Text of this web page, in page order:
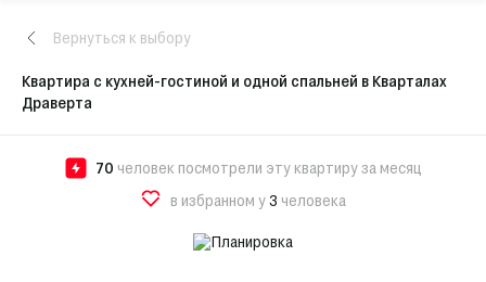
Квартира с кухней-гостиной и одной спальней в Кварталах
Драверта
Вернуться к выбору
70 человек посмотрели эту квартиру за месяц
в избранном у3 человека